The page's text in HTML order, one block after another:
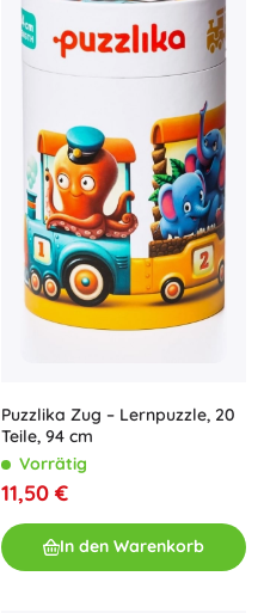
Puzzlika Zug – Lernpuzzle, 20
Teile, 94 cm
Vorrätig
11,50 €
In den Warenkorb